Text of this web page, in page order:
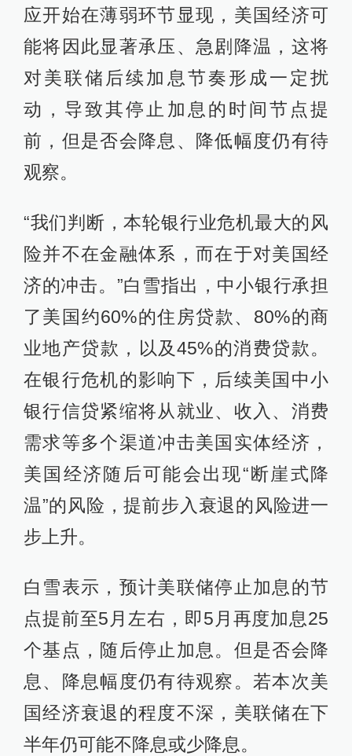
应开始在薄弱环节显现，美国经济可
能将因此显著承压、急剧降温，这将
对美联储后续加息节奏形成一定扰
动，导致其停止加息的时间节点提
前，但是否会降息、降低幅度仍有待
观察。
“我们判断，本轮银行业危机最大的风
险并不在金融体系，而在于对美国经
济的冲击。”白雪指出，中小银行承担
了美国约60%的住房贷款、80%的商
业地产贷款，以及45%的消费贷款。
在银行危机的影响下，后续美国中小
银行信贷紧缩将从就业、收入、消费
需求等多个渠道冲击美国实体经济，
美国经济随后可能会出现“断崖式降
温”的风险，提前步入衰退的风险进一
步上升。
白雪表示，预计美联储停止加息的节
点提前至5月左右，即5月再度加息25
个基点，随后停止加息。但是否会降
息、降息幅度仍有待观察。若本次美
国经济衰退的程度不深，美联储在下
半年仍可能不降息或少降息。